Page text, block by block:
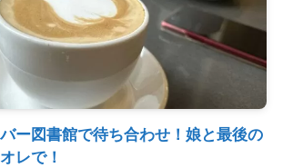
ー図書館で待ち合わせ！娘と最後の
レで！